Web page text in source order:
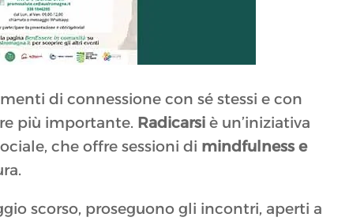
di connessione con sé stessi e con
più importante. Radicarsi è un’iniziativa
che offre sessioni di mindfulness e
scorso, proseguono gli incontri, aperti a